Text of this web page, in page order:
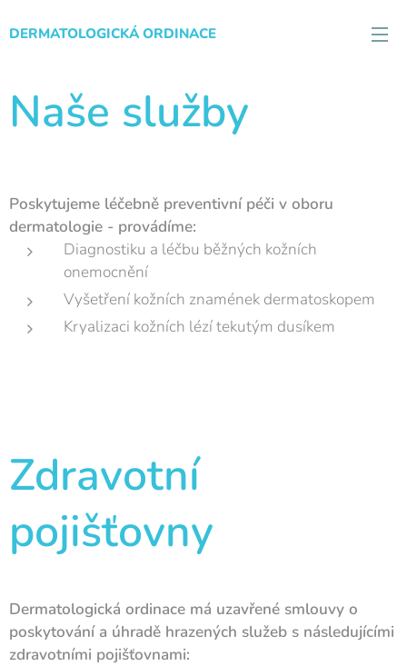
DERMATOLOGICKÁ ORDINACE
Naše služby
Poskytujeme léčebně preventivní péči v oboru
dermatologie - provádíme:
Diagnostiku a léčbu běžných kožních
onemocnění
Vyšetření kožních znamének dermatoskopem
Kryalizaci kožních lézí tekutým dusíkem
Zdravotní
pojišťovny
Dermatologická ordinace má uzavřené smlouvy o
poskytování a úhradě hrazených služeb s následujícími
zdravotními pojišťovnami: